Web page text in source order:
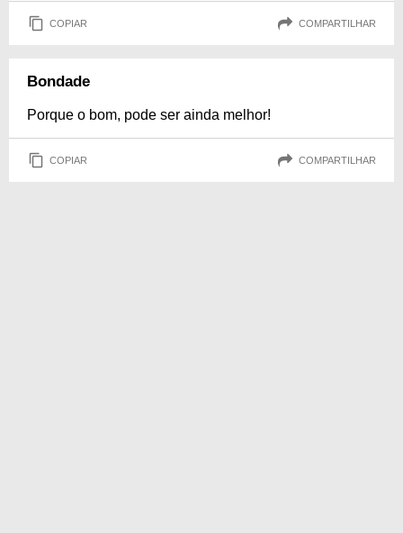
COPIAR COMPARTILHAR
Bondade
Porque o bom, pode ser ainda melhor!
COPIAR COMPARTILHAR